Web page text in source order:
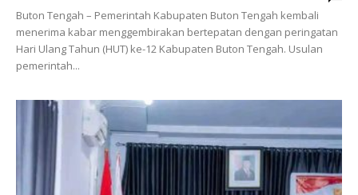
Buton Tengah – Pemerintah Kabupaten Buton Tengah kembali
menerima kabar menggembirakan bertepatan dengan peringatan
Hari Ulang Tahun (HUT) ke-12 Kabupaten Buton Tengah. Usulan
pemerintah...